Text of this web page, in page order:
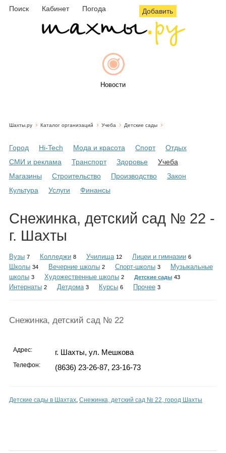
Поиск Кабинет Погода Добавить
Новости
Объявления
Инфо
Гороскоп
Шахты.ру Каталог организаций Учеба Детские сады
Город Hi-Tech Мода и красота Спорт
Отдых
СМИ и реклама
Транспорт Здоровье
Учеба
Магазины
Строительство Производство
Закон
Культура
Услуги Финансы
Снежинка, детский сад № 22 -
г. Шахты
Вузы 7 Колледжи 8 Училища 12 Лицеи и гимназии 6
Школы 34 Вечерние школы 2 Спорт-школы 3
Музыкальные
школы 3 Художественные школы 2 Детские сады 43
Интернаты 2 Детдома 3 Курсы 6 Прочее 3
Снежинка, детский сад № 22
Адрес: г. Шахты, ул. Мешкова
Телефон: (8636) 23-26-87, 23-16-73
Детские сады в Шахтах, Снежинка, детский сад № 22, город Шахты